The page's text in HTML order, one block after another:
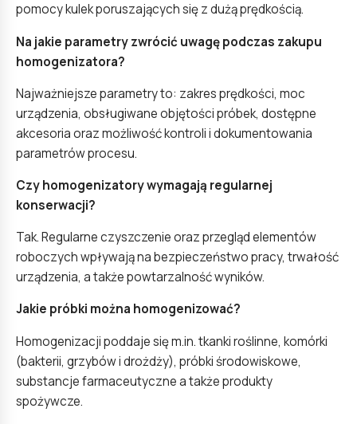
pomocy kulek poruszających się z dużą prędkością.
Na jakie parametry zwrócić uwagę podczas zakupu
homogenizatora?
Najważniejsze parametry to: zakres prędkości, moc
urządzenia, obsługiwane objętości próbek, dostępne
akcesoria oraz możliwość kontroli i dokumentowania
parametrów procesu.
Czy homogenizatory wymagają regularnej
konserwacji?
Tak. Regularne czyszczenie oraz przegląd elementów
roboczych wpływają na bezpieczeństwo pracy, trwałość
urządzenia, a także powtarzalność wyników.
Jakie próbki można homogenizować?
Homogenizacji poddaje się m.in. tkanki roślinne, komórki
(bakterii, grzybów i drożdży), próbki środowiskowe,
substancje farmaceutyczne a także produkty
spożywcze.